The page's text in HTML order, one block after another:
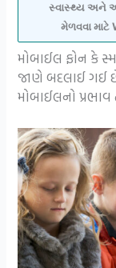
સ્વાસ્થ્ય અને
મેળવવા
મોબાઈલ ફોન કે
જાણે બદલાઈ ગઈ
મોબાઈલનો